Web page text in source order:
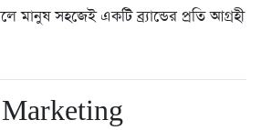
মানুষ সহজেই একটি ব্র্যান্ডের প্রতি আগ্রহী